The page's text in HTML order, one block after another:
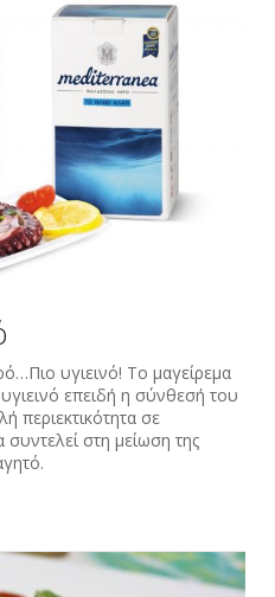
υγιεινό! Το μαγείρεμα
επειδή η σύνθεσή του
περιεκτικότητα σε
στη μείωση της